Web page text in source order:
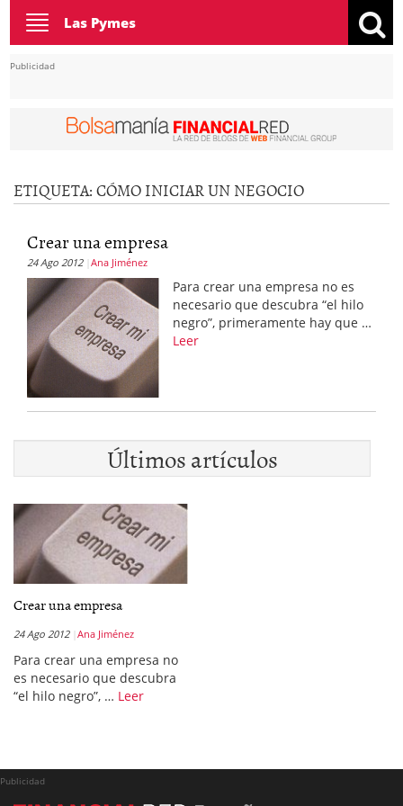
Toggle
navigation
Las Pymes
Publicidad
ETIQUETA:CÓMO INICIAR UN NEGOCIO
Crear una empresa
24 Ago 2012 Ana Jiménez
Para crear una empresa no es
necesario que descubra “el hilo
negro”, primeramente hay que …
Leer
Últimos artículos
Crear una empresa
24 Ago 2012 Ana Jiménez
Para crear una empresa no
es necesario que descubra
“el hilo negro”, … Leer
Publicidad